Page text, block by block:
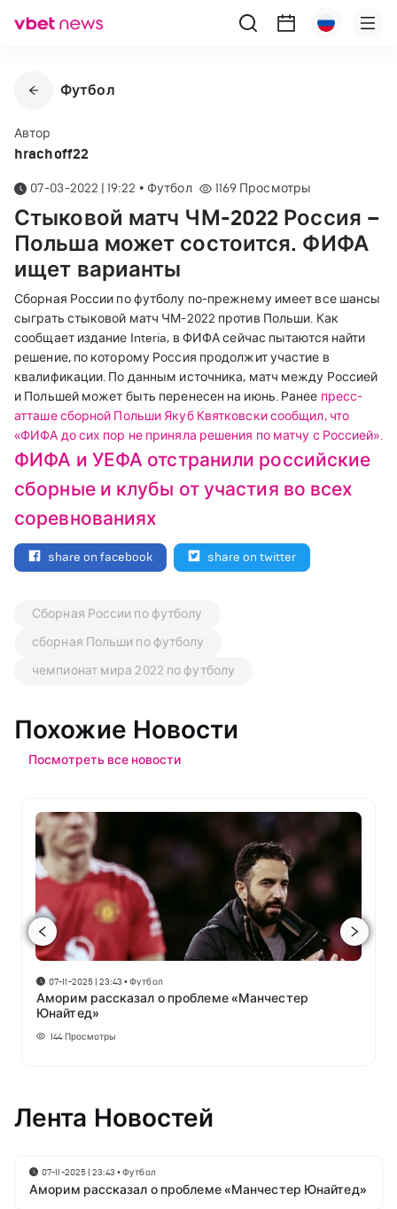
Футбол
Автор
hrachoff22
07-03-2022 | 19:22 • Футбол 1169 Просмотры
Стыковой матч ЧМ-2022 Россия –
Польша может состоится. ФИФА
ищет варианты
Сборная России по футболу по-прежнему имеет все шансы
сыграть стыковой матч ЧМ-2022 против Польши. Как
сообщает издание Interia, в ФИФА сейчас пытаются найти
решение, по которому Россия продолжит участие в
квалификации. По данным источника, матч между Россией
и Польшей может быть перенесен на июнь. Ранее пресс-
атташе сборной Польши Якуб Квятковски сообщил, что
«ФИФА до сих пор не приняла решения по матчу с Россией».
ФИФА и УЕФА отстранили российские
сборные и клубы от участия во всех
соревнованиях
share on facebook share on twitter
Сборная России по футболу
сборная Польши по футболу
чемпионат мира 2022 по футболу
Похожие Новости
Посмотреть все новости
07-11-2025 | 23:43 •Футбол
Аморим рассказал о проблеме «Манчестер
Юнайтед»
144 Просмотры
Лента Новостей
07-11-2025 | 23:43 •Футбол
Аморим рассказал о проблеме «Манчестер Юнайтед»